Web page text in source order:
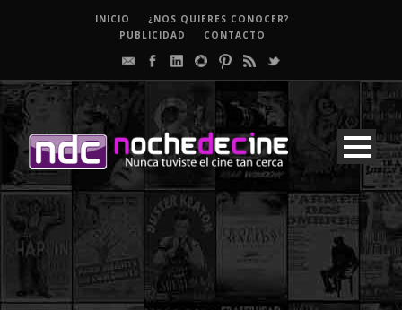
INICIO
¿NOS QUIERES CONOCER?
PUBLICIDAD
CONTACTO